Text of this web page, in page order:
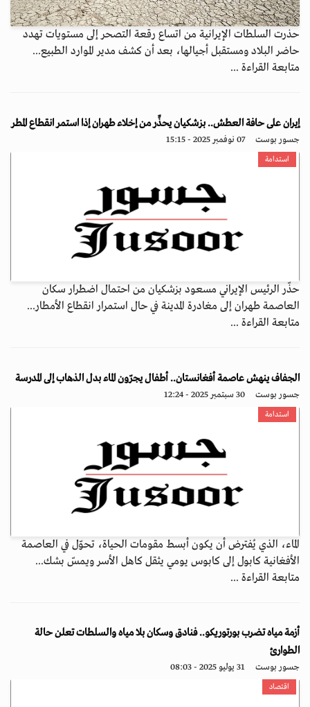
حذرت السلطات الإيرانية من اتساع رقعة التصحر إلى مستويات تهدد
حاضر البلاد ومستقبل أجيالها، بعد أن كشف مدير الموارد الطبيع...
متابعة القراءة ...
إيران على حافة العطش.. بزشكيان يحذِّر من إخلاء طهران إذا استمر انقطاع المطر
جسور بوست 07 نوفمبر 2025 - 15:15
استدامة
حذّر الرئيس الإيراني مسعود بزشكيان من احتمال اضطرار سكان
العاصمة طهران إلى مغادرة المدينة في حال استمرار انقطاع الأمطار...
متابعة القراءة ...
الجفاف ينهش عاصمة أفغانستان.. أطفال يجرّون الماء بدل الذهاب إلى المدرسة
جسور بوست 30 سبتمبر 2025 - 12:24
استدامة
الماء، الذي يُفترض أن يكون أبسط مقومات الحياة، تحوّل في العاصمة
الأفغانية كابول إلى كابوس يومي يثقل كاهل الأسر ويمسّ بشك...
متابعة القراءة ...
أزمة مياه تضرب بورتوريكو.. فنادق وسكان بلا مياه والسلطات تعلن حالة
الطوارئ
جسور بوست 31 يوليو 2025 - 08:03
اقتصاد